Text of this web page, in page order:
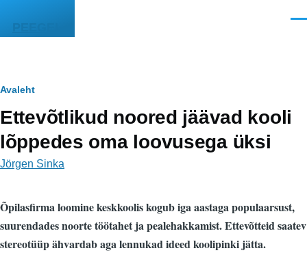
PEEGEL
Leivapuru
Avaleht
Ettevõtlikud noored jäävad kooli
lõppedes oma loovusega üksi
Jörgen Sinka
Õpilasfirma loomine keskkoolis kogub iga aastaga populaarsust,
suurendades noorte töötahet ja pealehakkamist. Ettevõtteid saatev
stereotüüp ähvardab aga lennukad ideed koolipinki jätta.